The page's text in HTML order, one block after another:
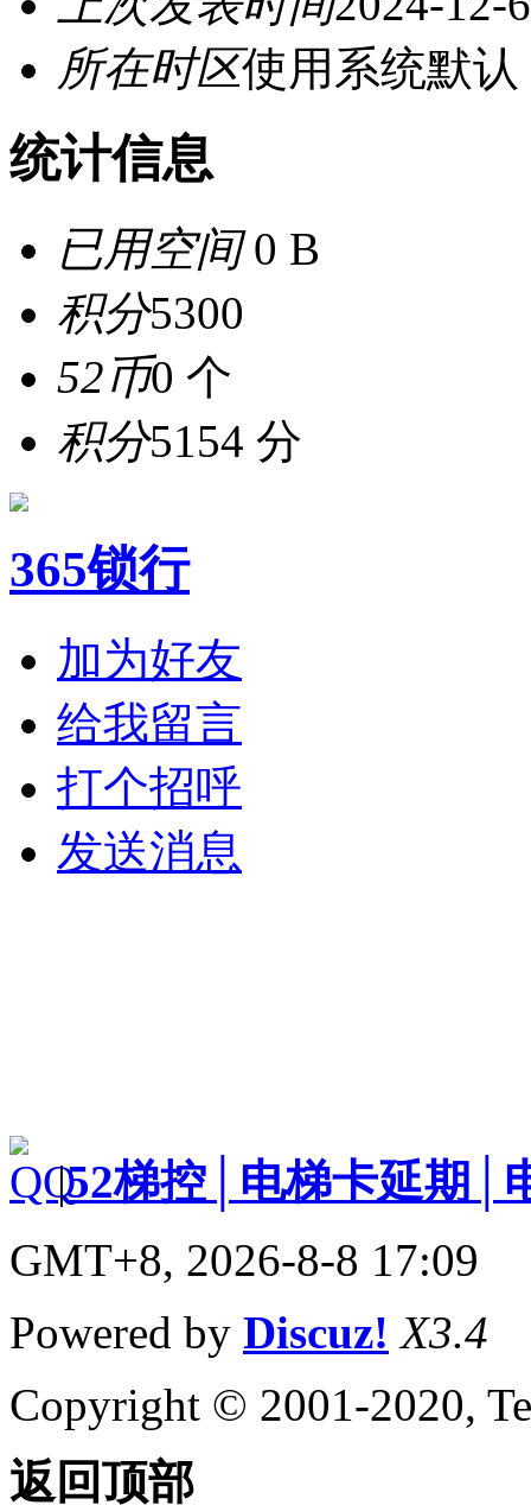
所在时区使用系统默认
统计信息
已用空间0 B
积分5300
52币0 个
积分5154 分
365锁行
加为好友
给我留言
打个招呼
发送消息
|52梯控│电梯卡延期│
GMT+8, 2026-8-8 17:09
Powered by Discuz! X3.4
Copyright © 2001-2020,
返回顶部